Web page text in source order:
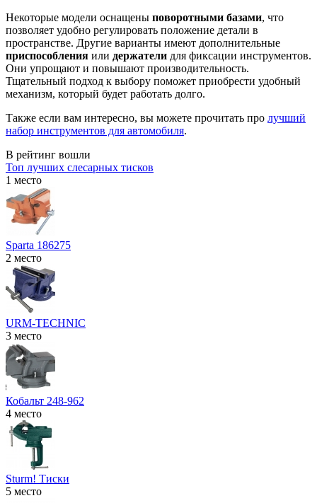
Некоторые модели оснащены поворотными базами, что
позволяет удобно регулировать положение детали в
пространстве. Другие варианты имеют дополнительные
приспособления или держатели для фиксации инструментов.
Они упрощают и повышают производительность.
Тщательный подход к выбору поможет приобрести удобный
механизм, который будет работать долго.
Также если вам интересно, вы можете прочитать про лучший
набор инструментов для автомобиля.
В рейтинг вошли
Топ лучших слесарных тисков
1 место
Sparta 186275
2 место
URM-TECHNIC
3 место
Кобальт 248-962
4 место
Sturm! Тиски
5 место